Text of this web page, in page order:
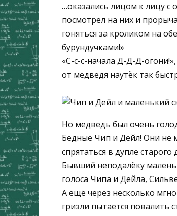
…оказались лицом к лицу
посмотрел на них и
гоняться за кроликом на
бурундучками!»
«С-с-с-начала Д-Д-Д-
от медведя наутёк так
Но медведь был очень
Бедные Чип и Дейл! Они не
спрятаться в дупле старого
Бывший неподалёку
голоса Чипа и Дейла,
А ещё через несколько
гризли пытается повалить